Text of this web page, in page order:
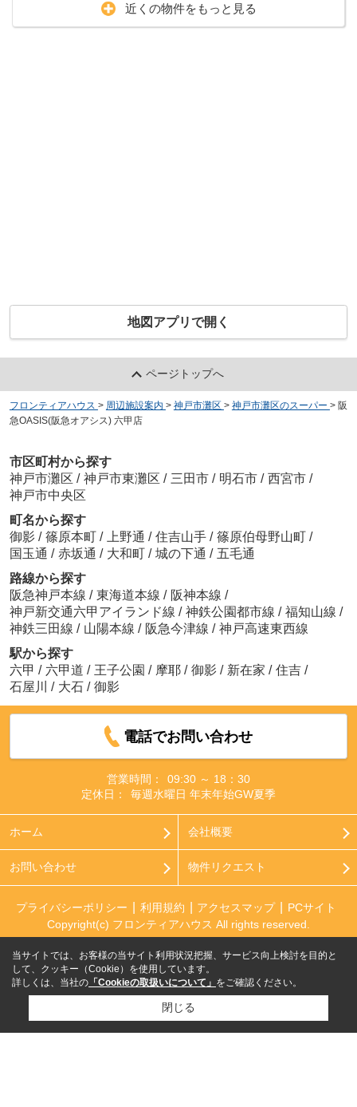
近くの物件をもっと見る
地図アプリで開く
ページトップへ
フロンティアハウス > 周辺施設案内 > 神戸市灘区 > 神戸市灘区のスーパー > 阪
急OASIS(阪急オアシス) 六甲店
市区町村から探す
神戸市灘区 / 神戸市東灘区 / 三田市 / 明石市 / 西宮市 /
神戸市中央区
町名から探す
御影 / 篠原本町 / 上野通 / 住吉山手 / 篠原伯母野山町 /
国玉通 / 赤坂通 / 大和町 / 城の下通 / 五毛通
路線から探す
阪急神戸本線 / 東海道本線 / 阪神本線 /
神戸新交通六甲アイランド線 / 神鉄公園都市線 / 福知山線 /
神鉄三田線 / 山陽本線 / 阪急今津線 / 神戸高速東西線
駅から探す
六甲 / 六甲道 / 王子公園 / 摩耶 / 御影 / 新在家 / 住吉 /
石屋川
/ 大石 / 御影
電話でお問い合わせ
営業時間：
09:30 ～ 18：30
定休日：
毎週水曜日 年末年始GW夏季
ホーム 会社概要
お問い合わせ 物件リクエスト
プライバシーポリシー 利用規約 アクセスマップ
PCサイト
Copyright(c) フロンティアハウス All rights reserved.
当サイトでは、お客様の当サイト利用状況把握、サービス向上検討を目的と
して、クッキー（Cookie）を使用しています。
詳しくは、当社の 「Cookieの取扱いについて」 をご確認ください。
閉じる